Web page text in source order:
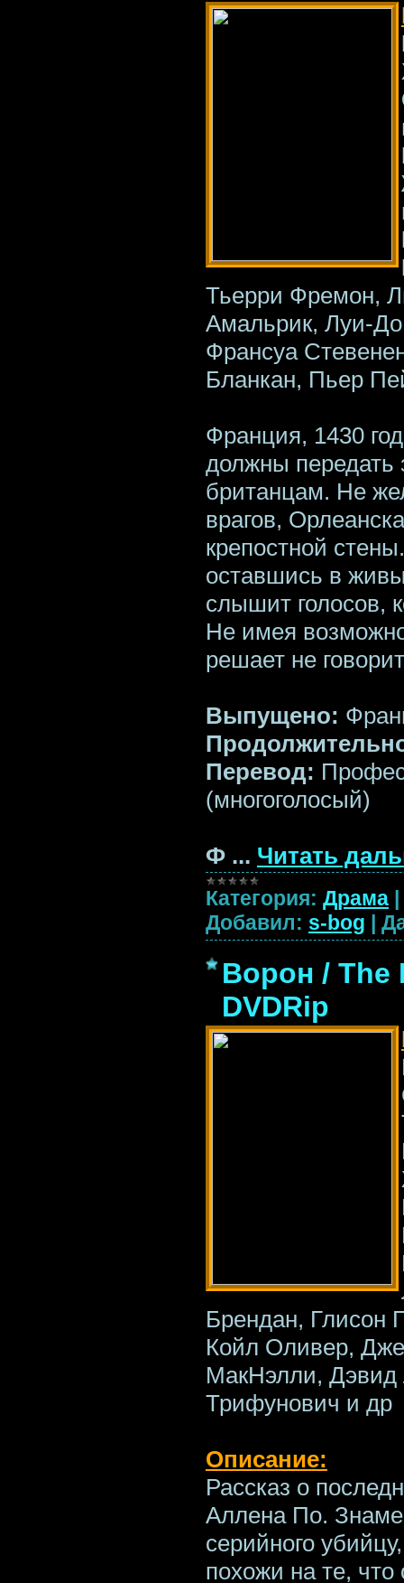
Тьерри Фремон,
Амальрик, Луи-
Франсуа
Бланкан, Пьер
Франция, 1430
должны передать
британцам. Не
врагов,
крепостной
оставшись в
слышит голосов,
Не имея
решает не
Выпущено:
Перевод:
(многоголосый)
Ф ... Читать
Категория: Драма |
Добавил: s-bog |
Ворон / The
DVDRip
Брендан, Глисон
Койл Оливер,
МакНэлли, Дэвид
Трифунович и др
Описание:
Рассказ о
Аллена По.
серийного
похожи на те, что